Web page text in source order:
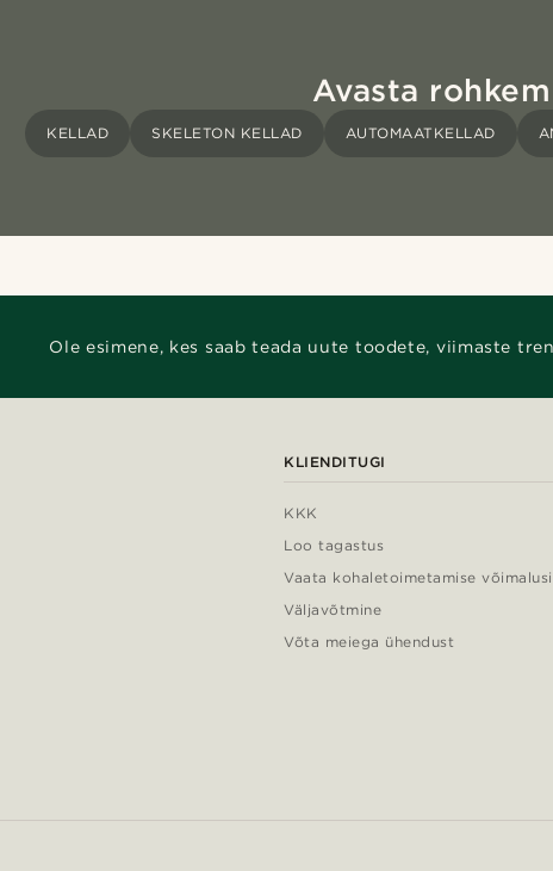
Avasta rohkem
KELLAD SKELETON KELLAD AUTOMAATKELLAD
Ole esimene, kes saab teada uute toodete, viimaste
KLIENDITUGI
KKK
Loo tagastus
Vaata kohaletoimetamise võimalusi
Väljavõtmine
Võta meiega ühendust